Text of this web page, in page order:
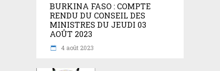
BURKINA FASO : COMPTE
RENDU DU CONSEIL DES
MINISTRES DU JEUDI 03
AOÛT 2023
4 août 2023